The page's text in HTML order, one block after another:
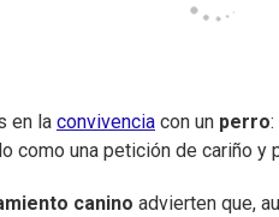
en la convivencia con un perro
como una petición de cariño y
canino advierten que,